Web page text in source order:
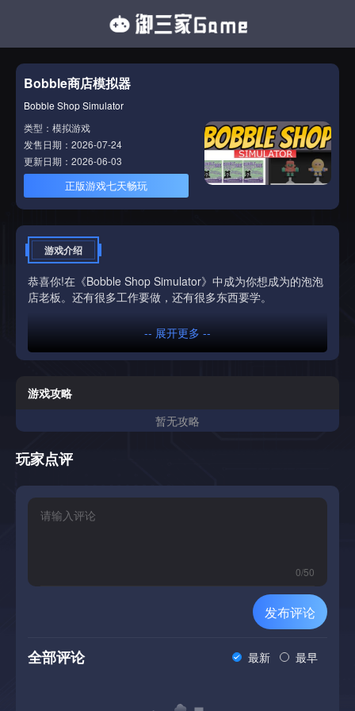
Bobble商店模拟器
Bobble Shop Simulator
类型：模拟游戏
发售日期：2026-07-24
更新日期：2026-06-03
正版游戏七天畅玩
游戏介绍
恭喜你!在《Bobble Shop Simulator》中成为你想成为的泡泡
店老板。还有很多工作要做，还有很多东西要学。
-- 展开更多 --
游戏攻略
暂无攻略
玩家点评
0/50
发布评论
全部评论 最新 最早